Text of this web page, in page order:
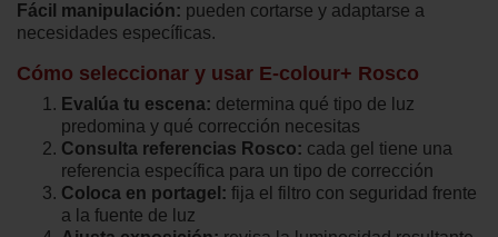
Fácil manipulación: pueden cortarse y adaptarse a
necesidades específicas.
Cómo seleccionar y usar E‑colour+ Rosco
Evalúa tu escena: determina qué tipo de luz
predomina y qué corrección necesitas
Consulta referencias Rosco: cada gel tiene una
referencia específica para un tipo de corrección
Coloca en portagel: fija el filtro con seguridad frente
a la fuente de luz